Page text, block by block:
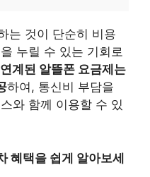
는 것이 단순히 비용
누릴 수 있는 기회로
계된 알뜰폰 요금제는
하여, 통신비 부담을
와 함께 이용할 수 있
혜택을 쉽게 알아보세